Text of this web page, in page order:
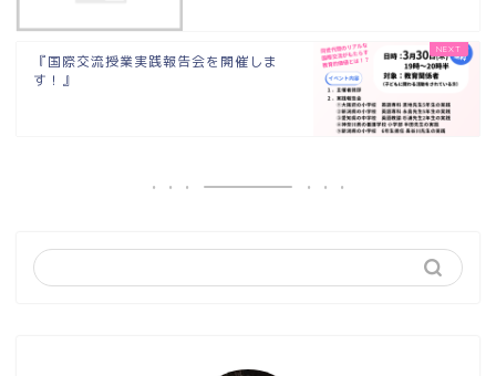
『国際交流授業実践報告会を開催しま
す！』